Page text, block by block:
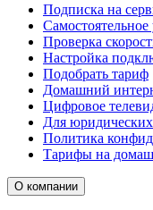
Подписка на
Проверка
Настройка
Подобрать тариф
Домашний
Цифровое
Для
Политика
Тарифы на
О компании